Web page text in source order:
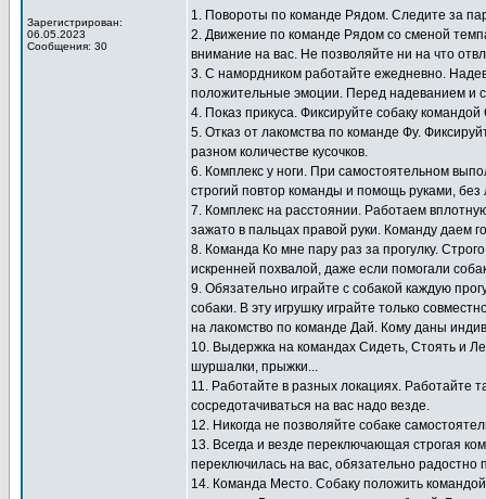
Зарегистрирован:
06.05.2023
Сообщения: 30
1. Повороты по команде Рядом. Следите за
2. Движение по команде Рядом со сменой
внимание на вас. Не позволяйте ни на что
3. С намордником работайте ежедневно.
положительные эмоции. Перед надеванием и
4. Показ прикуса. Фиксируйте собаку
5. Отказ от лакомства по команде Фу.
разном количестве кусочков.
6. Комплекс у ноги. При самостоятельном
строгий повтор команды и помощь руками, без
7. Комплекс на расстоянии. Работаем
зажато в пальцах правой руки. Команду даем
8. Команда Ко мне пару раз за прогулку.
искренней похвалой, даже если помогали
9. Обязательно играйте с собакой каждую
собаки. В эту игрушку играйте только
на лакомство по команде Дай. Кому даны
10. Выдержка на командах Сидеть, Стоять и
шуршалки, прыжки...
11. Работайте в разных локациях. Работайте
сосредотачиваться на вас надо везде.
12. Никогда не позволяйте собаке
13. Всегда и везде переключающая строгая
переключилась на вас, обязательно радостно
14. Команда Место. Собаку положить